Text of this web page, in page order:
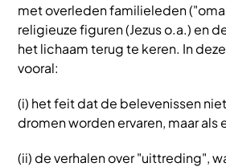
met overleden familieleden
religieuze figuren (Jezus o.a.) en
het lichaam terug te keren. In
vooral:
(i) het feit dat de belevenissen
dromen worden ervaren, maar
(ii) de verhalen over "uittreding",